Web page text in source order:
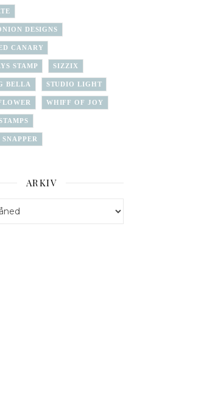
DESIGNS
CANARY
STAMP SIZZIX
BELLA STUDIO LIGHT
WHIFF OF JOY
ARKIV